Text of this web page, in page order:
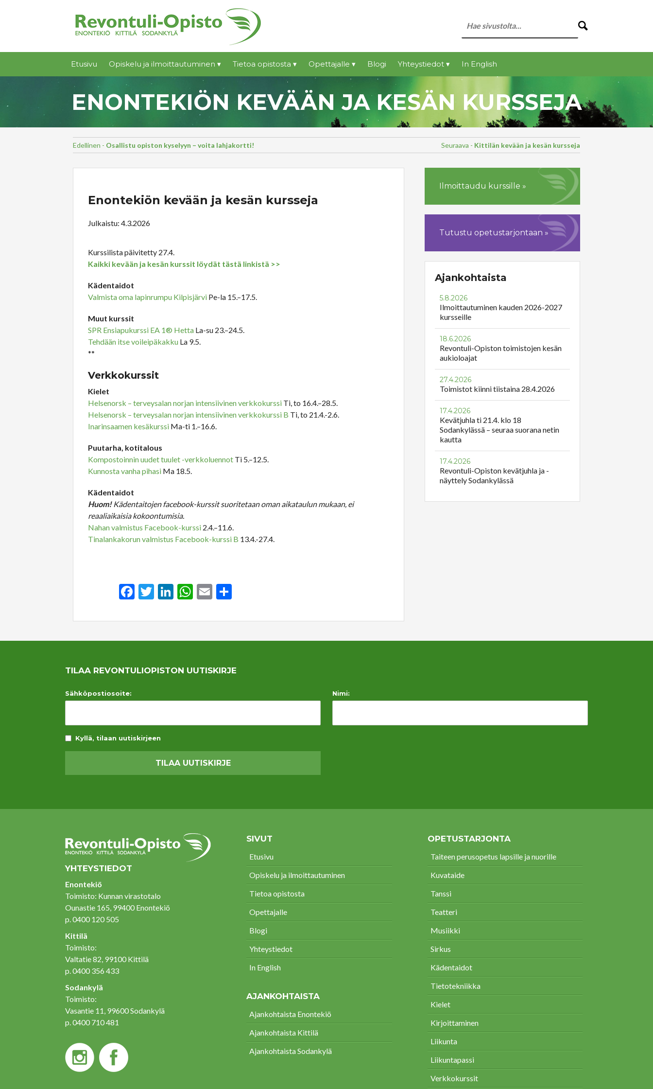
Etusivu Opiskelu ja ilmoittautuminen ▾ Tietoa opistosta ▾ Opettajalle ▾ Blogi Yhteystiedot ▾ In English
ENONTEKIÖN KEVÄÄN JA KESÄN KURSSEJA
Edellinen - Osallistu opiston kyselyyn – voita lahjakortti! Seuraava - Kittilän kevään ja kesän kursseja
Enontekiön kevään ja kesän kursseja
Julkaistu: 4.3.2026
Kurssilista päivitetty 27.4.
Kaikki kevään ja kesän kurssit löydät tästä linkistä >>
Kädentaidot
Valmista oma lapinrumpu Kilpisjärvi Pe-la 15.–17.5.
Muut kurssit
SPR Ensiapukurssi EA 1® Hetta La-su 23.–24.5.
Tehdään itse voileipäkakku La 9.5.
**
Verkkokurssit
Kielet
Helsenorsk – terveysalan norjan intensiivinen verkkokurssi Ti, to 16.4.–28.5.
Helsenorsk – terveysalan norjan intensiivinen verkkokurssi B Ti, to 21.4.-2.6.
Inarinsaamen kesäkurssi Ma-ti 1.–16.6.
Puutarha, kotitalous
Kompostoinnin uudet tuulet -verkkoluennot Ti 5.–12.5.
Kunnosta vanha pihasi Ma 18.5.
Kädentaidot
Huom! Kädentaitojen facebook-kurssit suoritetaan oman aikataulun mukaan, ei
reaaliaikaisia kokoontumisia.
Nahan valmistus Facebook-kurssi 2.4.–11.6.
Tinalankakorun valmistus Facebook-kurssi B 13.4.-27.4.
Facebook
Twitter
LinkedIn
WhatsApp
Email
Ilmoittaudu kurssille »
Tutustu opetustarjontaan »
Ajankohtaista
5.8.2026
Ilmoittautuminen kauden 2026-2027
kursseille
18.6.2026
Revontuli-Opiston toimistojen kesän
aukioloajat
27.4.2026
Toimistot kiinni tiistaina 28.4.2026
17.4.2026
Kevätjuhla ti 21.4. klo 18
Sodankylässä – seuraa suorana netin
kautta
17.4.2026
Revontuli-Opiston kevätjuhla ja -
näyttely Sodankylässä
TILAA REVONTULIOPISTON UUTISKIRJE
Sähköpostiosoite: Nimi:
Kyllä, tilaan uutiskirjeen
YHTEYSTIEDOT
Enontekiö
Toimisto: Kunnan virastotalo
Ounastie 165, 99400 Enontekiö
p. 0400 120 505
Kittilä
Toimisto:
Valtatie 82, 99100 Kittilä
p. 0400 356 433
Sodankylä
Toimisto:
Vasantie 11, 99600 Sodankylä
p. 0400 710 481
SIVUT
Etusivu
Opiskelu ja ilmoittautuminen
Tietoa opistosta
Opettajalle
Blogi
Yhteystiedot
In English
AJANKOHTAISTA
Ajankohtaista Enontekiö
Ajankohtaista Kittilä
Ajankohtaista Sodankylä
OPETUSTARJONTA
Taiteen perusopetus lapsille ja nuorille
Kuvataide
Tanssi
Teatteri
Musiikki
Sirkus
Kädentaidot
Tietotekniikka
Kielet
Kirjoittaminen
Liikunta
Liikuntapassi
Verkkokurssit